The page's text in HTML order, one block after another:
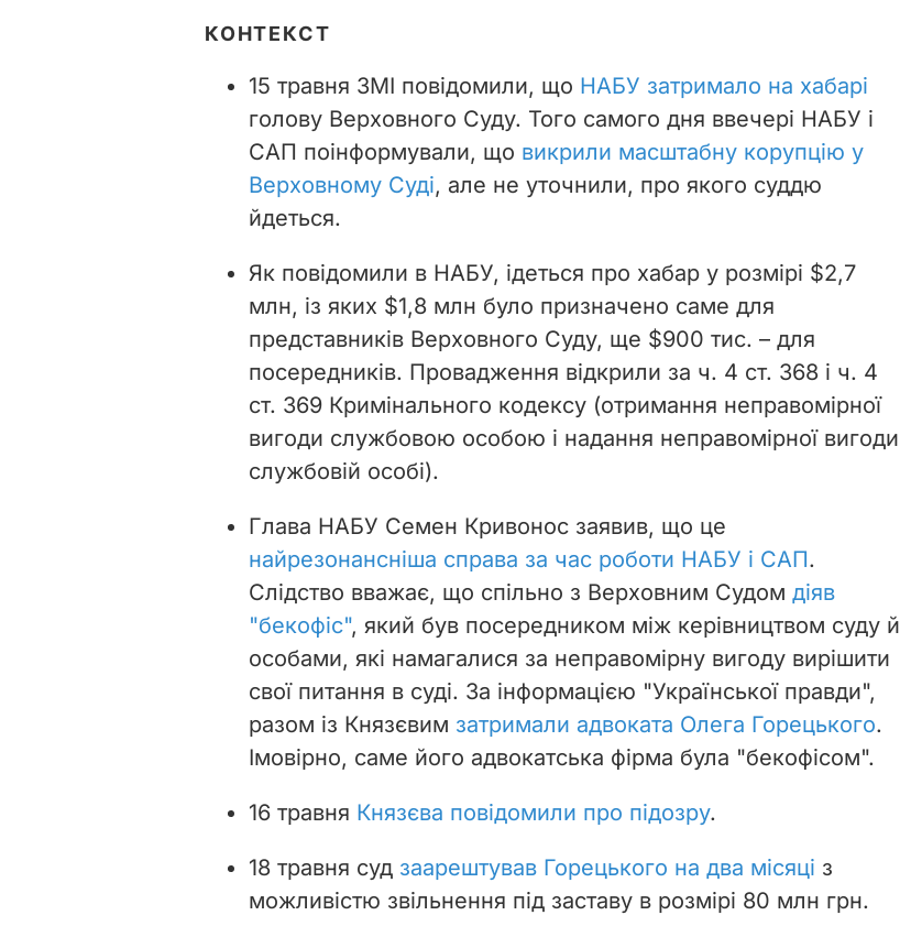
КОНТЕКСТ
15 травня ЗМІ повідомили, що НАБУ затримало на хабарі
голову Верховного Суду. Того самого дня ввечері НАБУ і
САП поінформували, що викрили масштабну корупцію у
Верховному Суді, але не уточнили, про якого суддю
йдеться.
Як повідомили в НАБУ, ідеться про хабар у розмірі $2,7
млн, із яких $1,8 млн було призначено саме для
представників Верховного Суду, ще $900 тис. – для
посередників. Провадження відкрили за ч. 4 ст. 368 і ч. 4
ст. 369 Кримінального кодексу (отримання неправомірної
вигоди службовою особою і надання неправомірної вигоди
службовій особі).
Глава НАБУ Семен Кривонос заявив, що це
найрезонансніша справа за час роботи НАБУ і САП.
Слідство вважає, що спільно з Верховним Судом діяв
"бекофіс", який був посередником між керівництвом суду й
особами, які намагалися за неправомірну вигоду вирішити
свої питання в суді. За інформацією "Української правди",
разом із Князєвим затримали адвоката Олега Горецького.
Імовірно, саме його адвокатська фірма була "бекофісом".
16 травня Князєва повідомили про підозру.
18 травня суд заарештував Горецького на два місяці з
можливістю звільнення під заставу в розмірі 80 млн грн.